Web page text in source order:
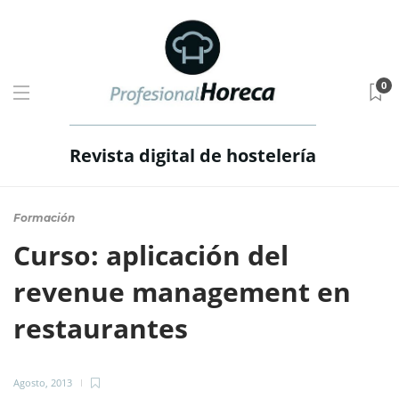
Revista digital de hostelería
0
Formación
Curso: aplicación del
revenue management en
restaurantes
Agosto, 2013